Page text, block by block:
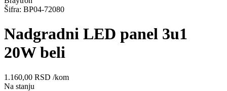
Šifra: BP04-72080
Nadgradni LED panel 3u1
20W beli
1.160,00 RSD /kom
Na stanju